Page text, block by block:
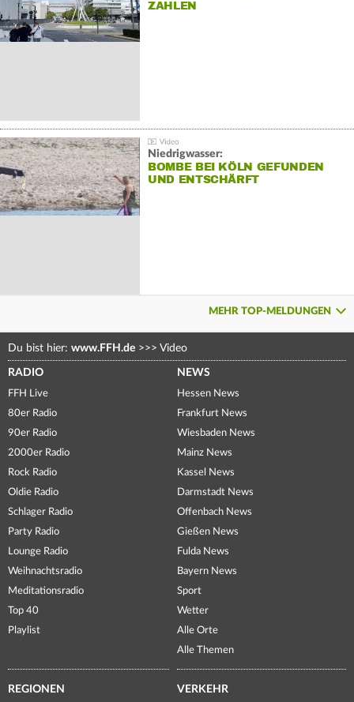
ZAHLEN
Niedrigwasser:
BOMBE BEI KÖLN GEFUNDEN
UND ENTSCHÄRFT
MEHR TOP-MELDUNGEN
Du bist hier: www.FFH.de >>> Video
RADIO
FFH Live
80er Radio
90er Radio
2000er Radio
Rock Radio
Oldie Radio
Schlager Radio
Party Radio
Lounge Radio
Weihnachtsradio
Meditationsradio
Top 40
Playlist
NEWS
Hessen News
Frankfurt News
Wiesbaden News
Mainz News
Kassel News
Darmstadt News
Offenbach News
Gießen News
Fulda News
Bayern News
Sport
Wetter
Alle Orte
Alle Themen
REGIONEN VERKEHR